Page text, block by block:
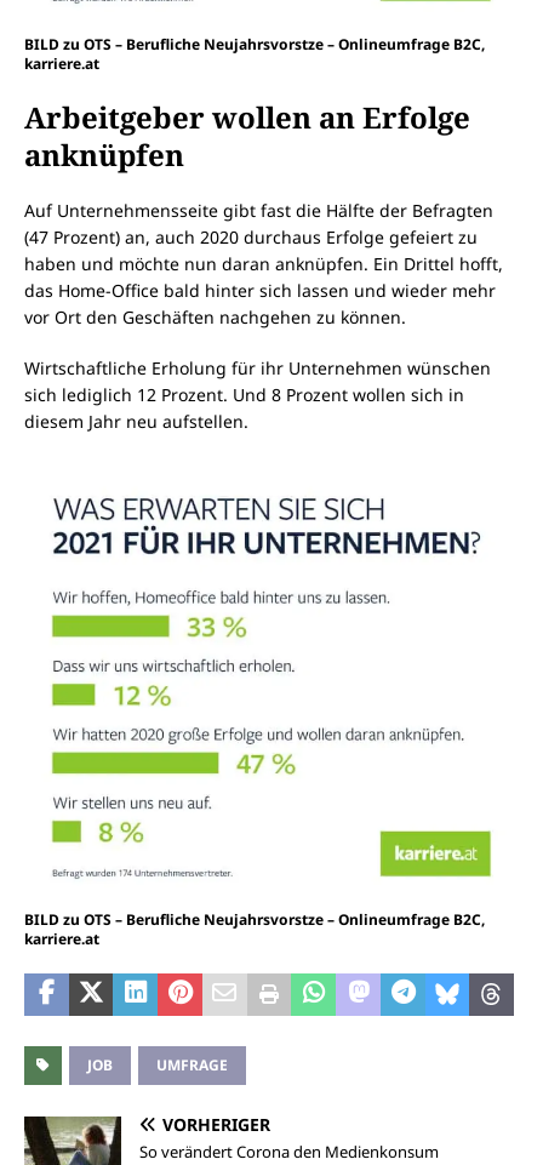
BILD zu OTS – Berufliche Neujahrsvorstze – Onlineumfrage B2C,
karriere.at
Arbeitgeber wollen an Erfolge
anknüpfen
Auf Unternehmensseite gibt fast die Hälfte der Befragten
(47 Prozent) an, auch 2020 durchaus Erfolge gefeiert zu
haben und möchte nun daran anknüpfen. Ein Drittel hofft,
das Home-Office bald hinter sich lassen und wieder mehr
vor Ort den Geschäften nachgehen zu können.
Wirtschaftliche Erholung für ihr Unternehmen wünschen
sich lediglich 12 Prozent. Und 8 Prozent wollen sich in
diesem Jahr neu aufstellen.
BILD zu OTS – Berufliche Neujahrsvorstze – Onlineumfrage B2C,
karriere.at
JOB UMFRAGE
VORHERIGER
So verändert Corona den Medienkonsum